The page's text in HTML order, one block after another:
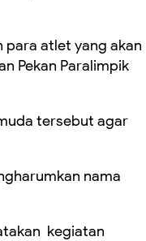
para atlet yang akan
Pekan Paralimpik
tersebut agar
nama
kegiatan